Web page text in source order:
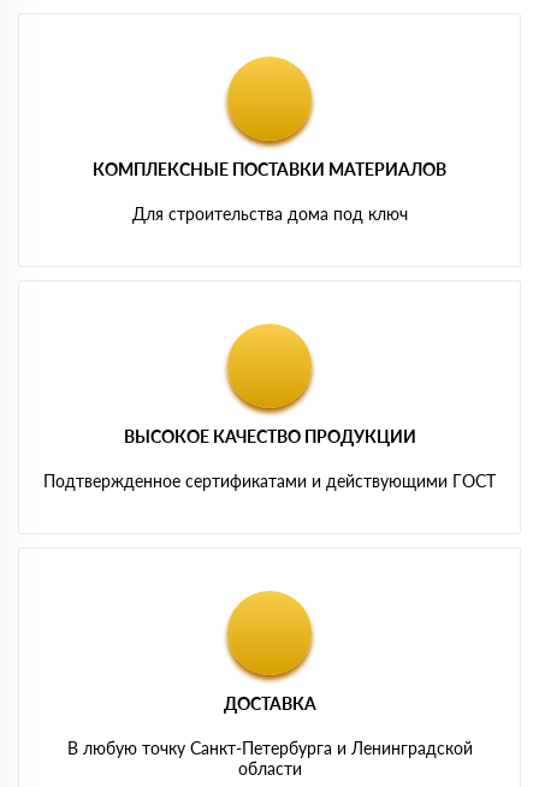
КОМПЛЕКСНЫЕ ПОСТАВКИ МАТЕРИАЛОВ
Для строительства дома под ключ
ВЫСОКОЕ КАЧЕСТВО ПРОДУКЦИИ
Подтвержденное сертификатами и действующими ГОСТ
ДОСТАВКА
В любую точку Санкт-Петербурга и Ленинградской
области